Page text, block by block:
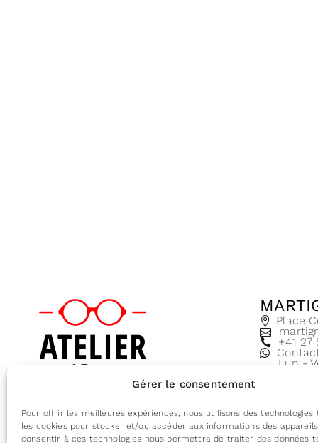
Gérer le consentement
Pour offrir les meilleures expériences, nous utilisons des technologies
les cookies pour stocker et/ou accéder aux informations des
consentir à ces technologies nous permettra de traiter des données
Place
+41 27
Lun -